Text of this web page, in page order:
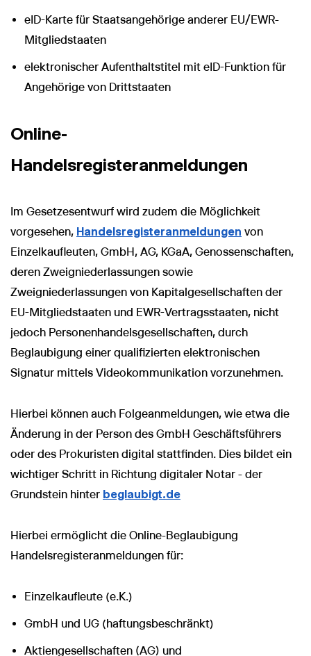
eID-Karte für Staatsangehörige anderer EU/EWR-
Mitgliedstaaten
elektronischer Aufenthaltstitel mit eID-Funktion für
Angehörige von Drittstaaten
Online-
Handelsregisteranmeldungen
Im Gesetzesentwurf wird zudem die Möglichkeit
vorgesehen, Handelsregisteranmeldungen von
Einzelkaufleuten, GmbH, AG, KGaA, Genossenschaften,
deren Zweigniederlassungen sowie
Zweigniederlassungen von Kapitalgesellschaften der
EU-Mitgliedstaaten und EWR-Vertragsstaaten, nicht
jedoch Personenhandelsgesellschaften, durch
Beglaubigung einer qualifizierten elektronischen
Signatur mittels Videokommunikation vorzunehmen.
Hierbei können auch Folgeanmeldungen, wie etwa die
Änderung in der Person des GmbH Geschäftsführers
oder des Prokuristen digital stattfinden. Dies bildet ein
wichtiger Schritt in Richtung digitaler Notar - der
Grundstein hinter beglaubigt.de
Hierbei ermöglicht die Online-Beglaubigung
Handelsregisteranmeldungen für:
Einzelkaufleute (e.K.)
GmbH und UG (haftungsbeschränkt)
Aktiengesellschaften (AG) und